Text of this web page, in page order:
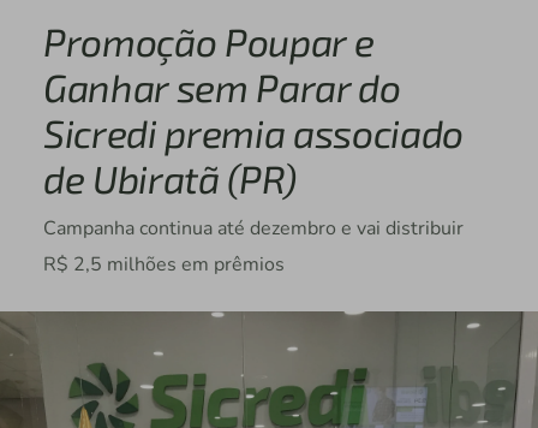
Promoção Poupar e
Ganhar sem Parar do
Sicredi premia associado
de Ubiratã (PR)
Campanha continua até dezembro e vai distribuir
R$ 2,5 milhões em prêmios